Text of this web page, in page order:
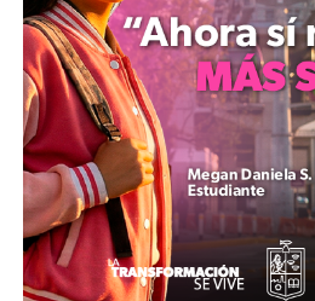
resultados, está basada en
persecución del delito, para
tribunales a todo aquel que
michoacanos”, detalló el
Hay ejemplos claros en otros
diálogo a los delincuentes no
pacificación se construye con la
instituciones del estado y no
manifestó el gobernador.